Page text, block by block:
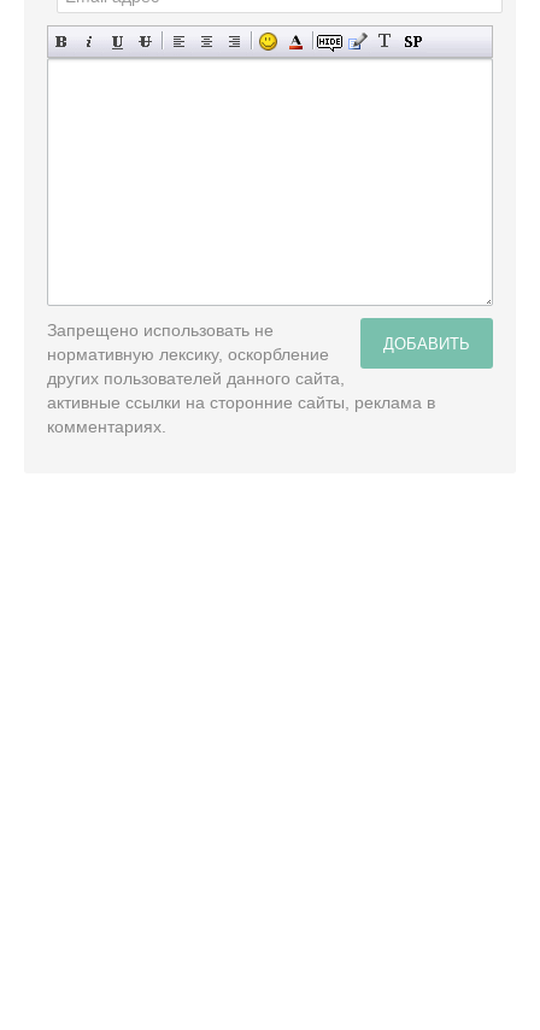
ДОБАВИТЬ
Запрещено использовать не
нормативную лексику, оскорбление
других пользователей данного сайта,
активные ссылки на сторонние сайты, реклама в
комментариях.